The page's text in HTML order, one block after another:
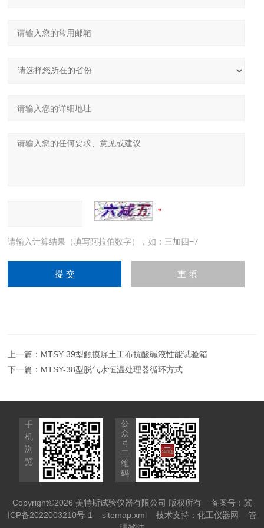
请输入计算结果（填写阿拉伯数字），如：三加四=7
上一篇： MTSY-39型触摸屏土工布抗酸碱液性能试验箱
下一篇： MTSY-38型脱气水恒温处理器循环方式
手
机
浏
览
公
众
号
二
维
码
Copyright©2026 美特斯试验仪器有限公司 版权所有 备案号：冀
ICP备2022003210号-1
sitemap.xml 技术支持： 化工仪器网
管